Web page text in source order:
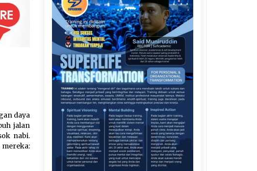
daya
jalan
nabi.